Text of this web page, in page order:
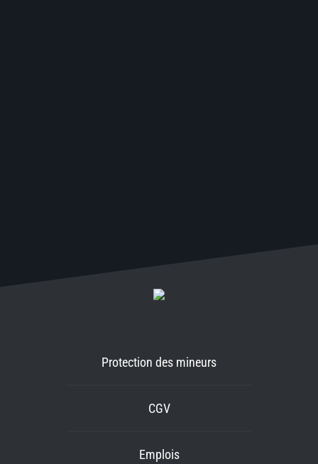
Protection des mineurs
CGV
Emplois